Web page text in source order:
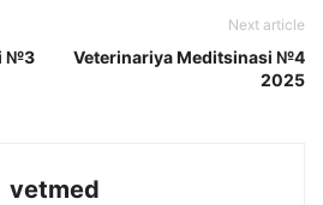
№3
Next article
Veterinariya Meditsinasi №4
2025
vetmed